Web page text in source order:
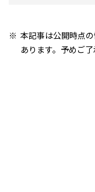
本記事は公開時点
あります。予めご了